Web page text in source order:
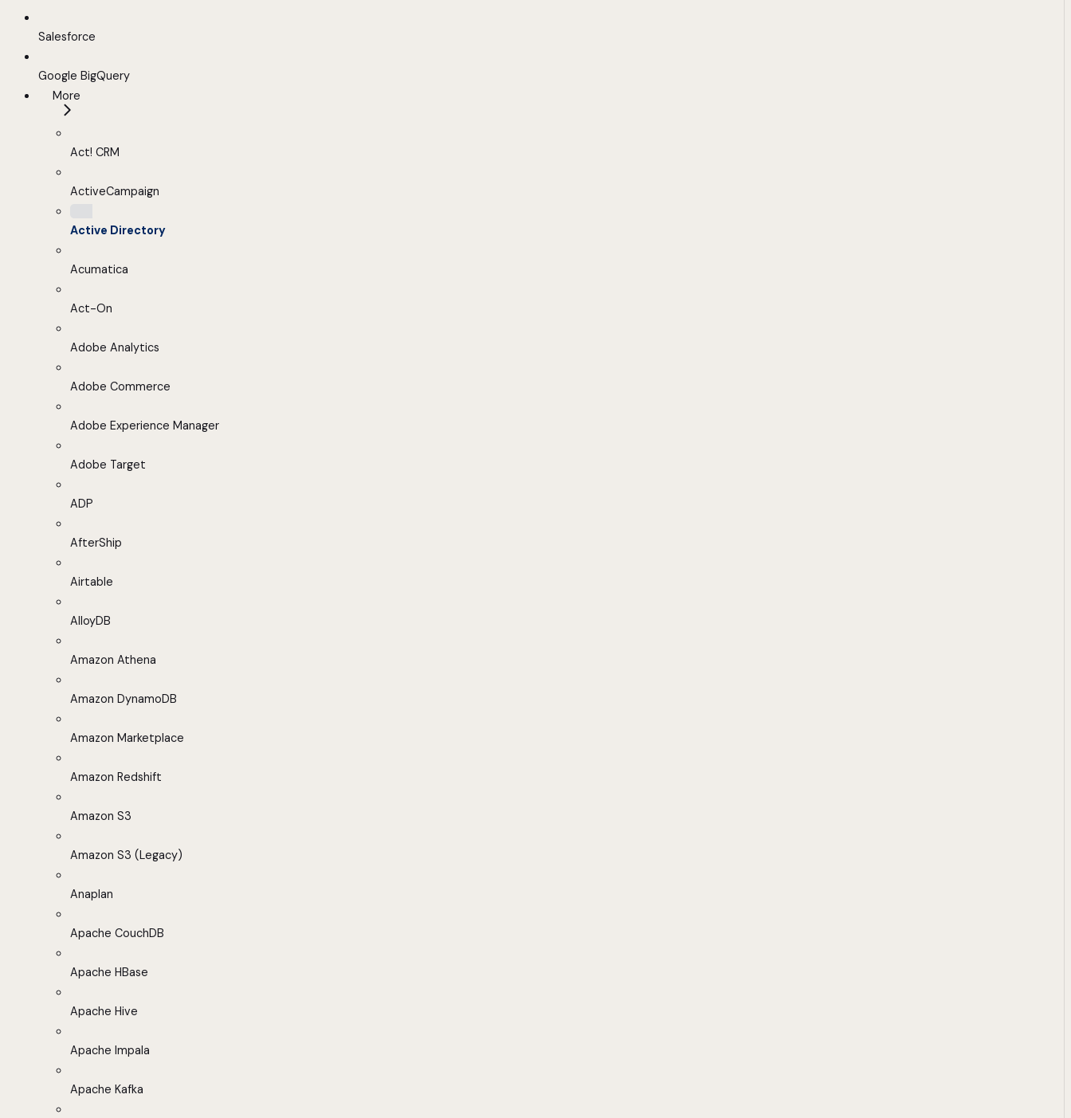
Salesforce
Google BigQuery
More
Act! CRM
ActiveCampaign
Active Directory
Acumatica
Act-On
Adobe Analytics
Adobe Commerce
Adobe Experience Manager
Adobe Target
ADP
AfterShip
Airtable
AlloyDB
Amazon Athena
Amazon DynamoDB
Amazon Marketplace
Amazon Redshift
Amazon S3
Amazon S3 (Legacy)
Anaplan
Apache CouchDB
Apache HBase
Apache Hive
Apache Impala
Apache Kafka